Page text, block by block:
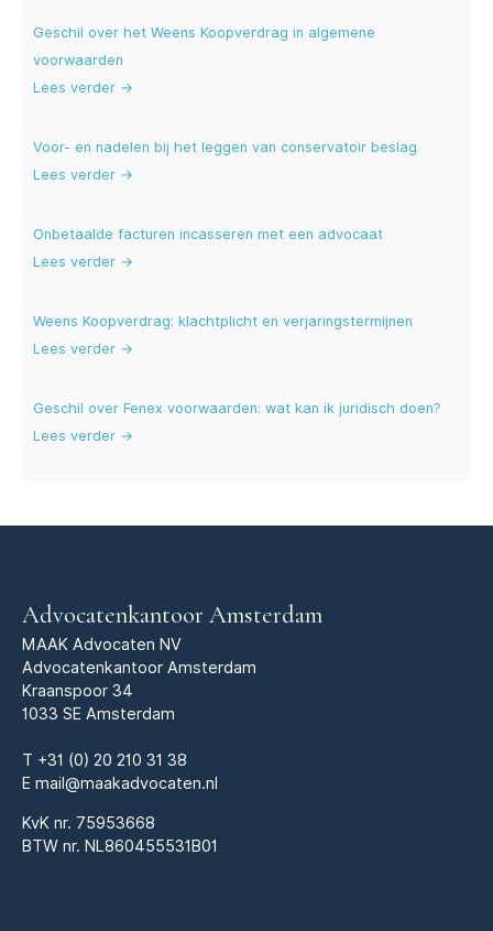
Geschil over het Weens Koopverdrag in algemene
voorwaarden
Lees verder →
Voor- en nadelen bij het leggen van conservatoir beslag
Lees verder →
Onbetaalde facturen incasseren met een advocaat
Lees verder →
Weens Koopverdrag: klachtplicht en verjaringstermijnen
Lees verder →
Geschil over Fenex voorwaarden: wat kan ik juridisch doen?
Lees verder →
Advocatenkantoor Amsterdam
MAAK Advocaten NV
Advocatenkantoor Amsterdam
Kraanspoor 34
1033 SE Amsterdam
T +31 (0) 20 210 31 38
E mail@maakadvocaten.nl
KvK nr. 75953668
BTW nr. NL860455531B01